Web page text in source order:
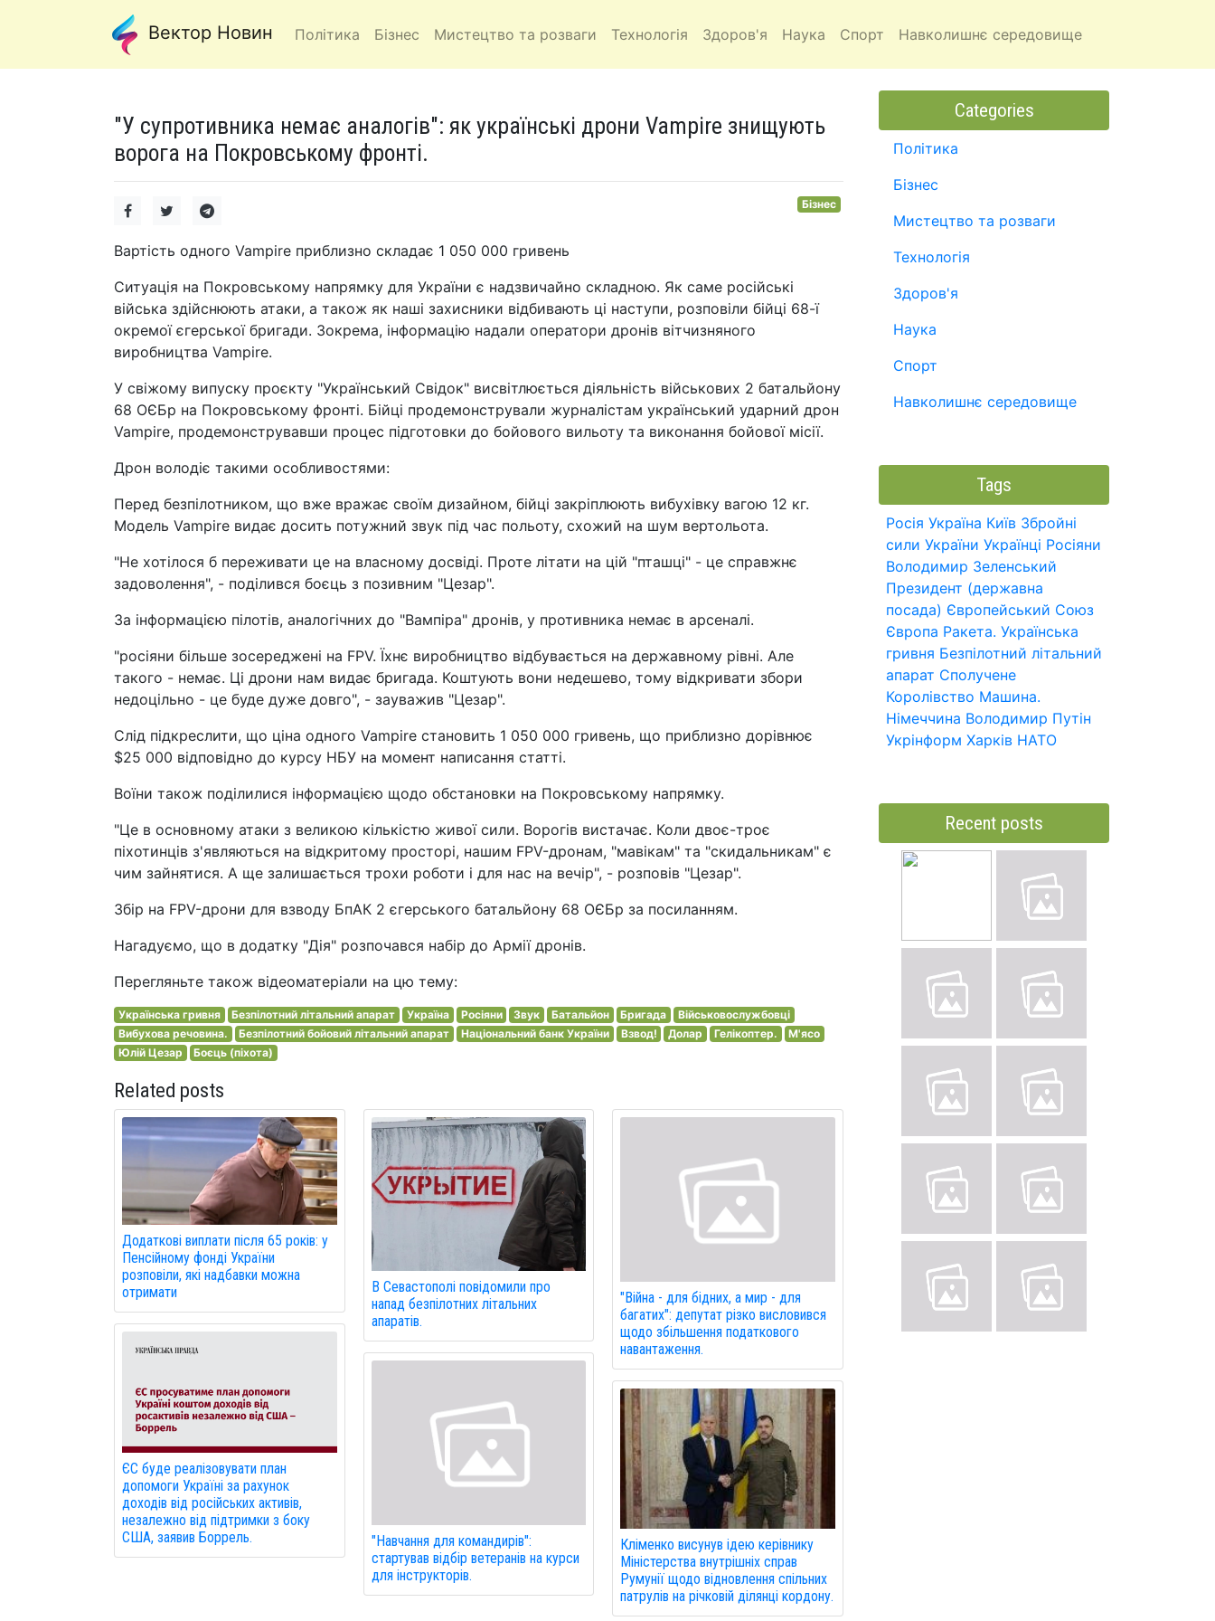
Вектор Новин Політика Бізнес Мистецтво та розваги Технологія Здоров'я Наука Спорт Навколишнє середовище
"У супротивника немає аналогів": як українські дрони Vampire знищують
ворога на Покровському фронті.
Бізнес
Вартість одного Vampire приблизно складає 1 050 000 гривень
Ситуація на Покровському напрямку для України є надзвичайно складною. Як саме російські
війська здійснюють атаки, а також як наші захисники відбивають ці наступи, розповіли бійці 68-ї
окремої єгерської бригади. Зокрема, інформацію надали оператори дронів вітчизняного
виробництва Vampire.
У свіжому випуску проєкту "Український Свідок" висвітлюється діяльність військових 2 батальйону
68 ОЄБр на Покровському фронті. Бійці продемонстрували журналістам український ударний дрон
Vampire, продемонструвавши процес підготовки до бойового вильоту та виконання бойової місії.
Дрон володіє такими особливостями:
Перед безпілотником, що вже вражає своїм дизайном, бійці закріплюють вибухівку вагою 12 кг.
Модель Vampire видає досить потужний звук під час польоту, схожий на шум вертольота.
"Не хотілося б переживати це на власному досвіді. Проте літати на цій "пташці" - це справжнє
задоволення", - поділився боєць з позивним "Цезар".
За інформацією пілотів, аналогічних до "Вампіра" дронів, у противника немає в арсеналі.
"росіяни більше зосереджені на FPV. Їхнє виробництво відбувається на державному рівні. Але
такого - немає. Ці дрони нам видає бригада. Коштують вони недешево, тому відкривати збори
недоцільно - це буде дуже довго", - зауважив "Цезар".
Слід підкреслити, що ціна одного Vampire становить 1 050 000 гривень, що приблизно дорівнює
$25 000 відповідно до курсу НБУ на момент написання статті.
Воїни також поділилися інформацією щодо обстановки на Покровському напрямку.
"Це в основному атаки з великою кількістю живої сили. Ворогів вистачає. Коли двоє-троє
піхотинців з'являються на відкритому просторі, нашим FPV-дронам, "мавікам" та "скидальникам" є
чим зайнятися. А ще залишається трохи роботи і для нас на вечір", - розповів "Цезар".
Збір на FPV-дрони для взводу БпАК 2 єгерського батальйону 68 ОЄБр за посиланням.
Нагадуємо, що в додатку "Дія" розпочався набір до Армії дронів.
Перегляньте також відеоматеріали на цю тему:
Українська гривня Безпілотний літальний апарат Україна Росіяни Звук Батальйон Бригада
Військовослужбовці
Вибухова речовина.
Безпілотний бойовий літальний апарат Національний банк України Взвод! Долар Гелікоптер.
М'ясо
Юлій Цезар
Боєць (піхота)
Related posts
Додаткові виплати після 65 років: у
Пенсійному фонді України
розповіли, які надбавки можна
отримати
ЄС буде реалізовувати план
допомоги Україні за рахунок
доходів від російських активів,
незалежно від підтримки з боку
США, заявив Боррель.
В Севастополі повідомили про
напад безпілотних літальних
апаратів.
"Навчання для командирів":
стартував відбір ветеранів на курси
для інструкторів.
"Війна - для бідних, а мир - для
багатих": депутат різко висловився
щодо збільшення податкового
навантаження.
Кліменко висунув ідею керівнику
Міністерства внутрішніх справ
Румунії щодо відновлення спільних
патрулів на річковій ділянці кордону.
Categories
Політика
Бізнес
Мистецтво та розваги
Технологія
Здоров'я
Наука
Спорт
Навколишнє середовище
Tags
Росія Україна Київ Збройні
сили України Українці Росіяни
Володимир Зеленський
Президент (державна
посада) Європейський Союз
Європа Ракета. Українська
гривня Безпілотний літальний
апарат Сполучене
Королівство Машина.
Німеччина Володимир Путін
Укрінформ Харків НАТО
Recent posts